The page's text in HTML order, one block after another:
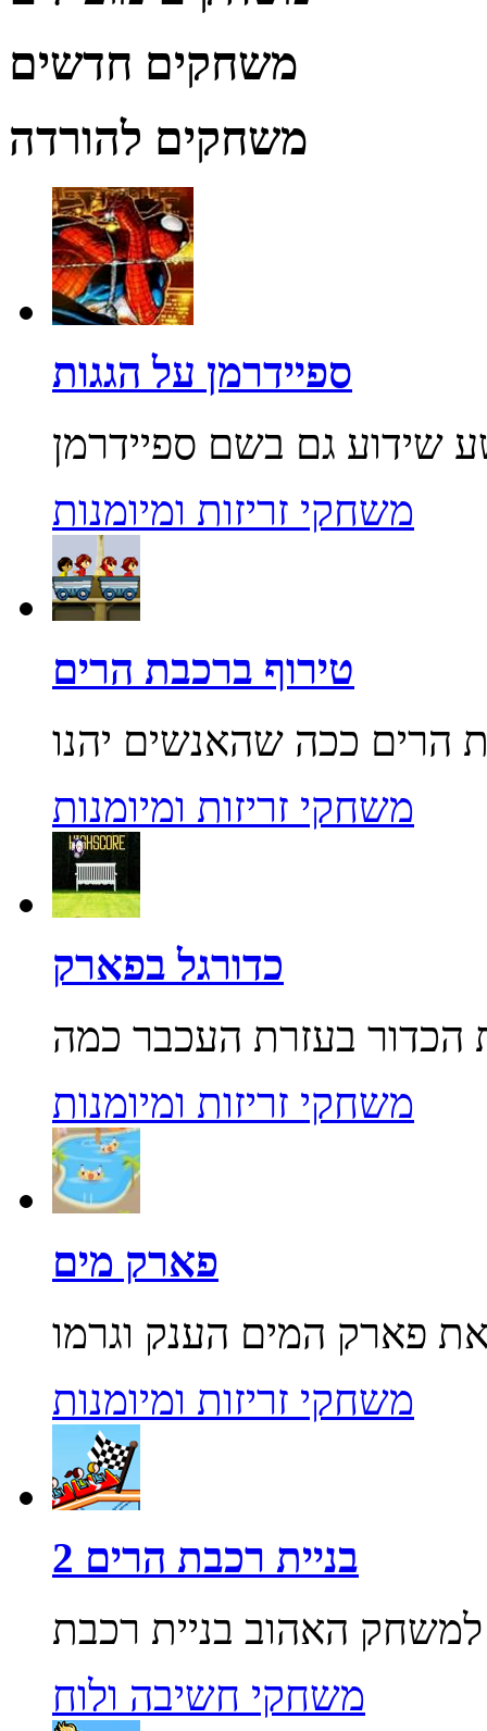
משחקים חדשים
משחקים להורדה
ספיידרמן על הגגות
משחקי זריזות ומיומנות
טירוף ברכבת הרים
משחקי זריזות ומיומנות
כדורגל בפארק
משחקי זריזות ומיומנות
פארק מים
משחקי זריזות ומיומנות
בניית רכבת הרים 2
משחקי חשיבה ולוח